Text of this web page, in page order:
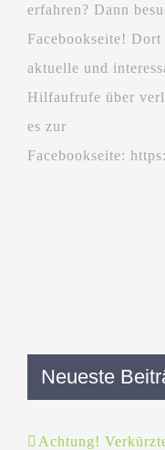
erfahren? Dann
Facebookseite!
aktuelle und
Hilfaufrufe über
es zur
Facebookseite:
Neueste
Achtung!